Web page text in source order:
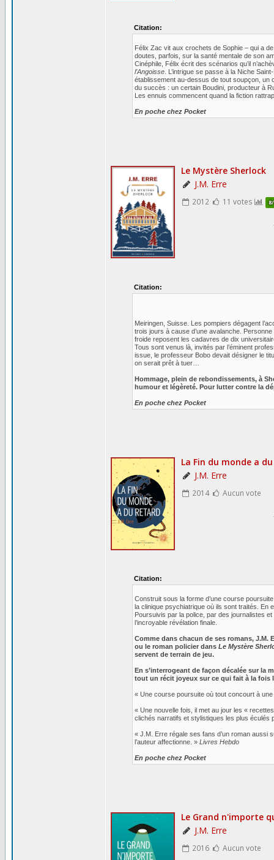
Citation:
Félix Zac vit aux crochets de Sophie – qui a
doutes, parfois, sur la santé mentale de son
Cinéphile, Félix écrit des scénarios qu’il
l’Angoisse . L’intrigue se passe à la Niche
établissement au-dessus de tout soupçon, un
du succès : un certain Boudini, producteur à
Les ennuis commencent quand la fiction
En poche chez Pocket
Citation:
Meiringen, Suisse. Les pompiers dégagent
trois jours à cause d’une avalanche.
froide reposent les cadavres de dix
Tous sont venus là, invités par l’éminent
issue, le professeur Bobo devait désigner le
on serait prêt à tuer…
Hommage, plein de rebondissements, à
humour et légèreté. Pour lutter contre la
En poche chez Pocket
Citation:
Construit sous la forme d’une course
la clinique psychiatrique où ils sont traités. En
Poursuivis par la police, par des journalistes
l’incroyable révélation finale.
Comme dans chacun de ses romans, J.M.
ou le roman policier dans Le Mystère
servent de terrain de jeu.
En s’interrogeant de façon décalée sur la
tout un récit joyeux sur ce qui fait à la fois
« Une course poursuite où tout concourt à
« Une nouvelle fois, il met au jour les «
clichés narratifs et stylistiques les plus éculés
« J.M. Erre régale ses fans d’un roman aussi
l’auteur affectionne. » Livres Hebdo
En poche chez Pocket